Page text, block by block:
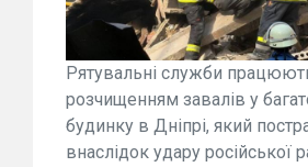
Рятувальні служби
розчищенням завалів у
будинку в Дніпрі, який
внаслідок удару російської